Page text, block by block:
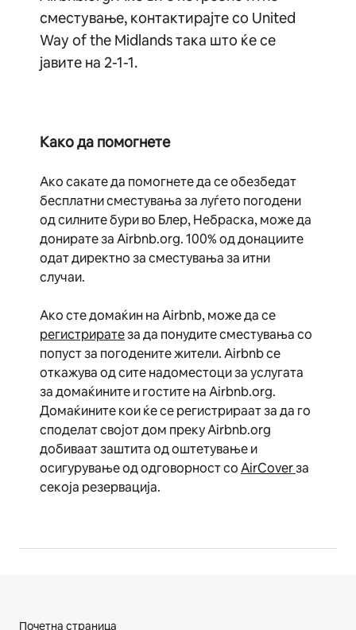
сместување, контактирајте со United
Way of the Midlands така што ќе се
јавите на 2-1-1.
Како да помогнете
Ако сакате да помогнете да се обезбедат
бесплатни сместувања за луѓето погодени
од силните бури во Блер, Небраска, може да
донирате за Airbnb.org. 100% од донациите
одат директно за сместувања за итни
случаи.
Ако сте домаќин на Airbnb, може да се
регистриратеза да понудите сместувања со
попуст за погодените жители. Airbnb се
откажува од сите надоместоци за услугата
за домаќините и гостите на Airbnb.org.
Домаќините кои ќе се регистрираат за да го
споделат својот дом преку Airbnb.org
добиваат заштита од оштетување и
осигурување од одговорност соAirCoverза
секоја резервација.
Почетна страница